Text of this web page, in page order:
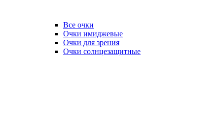
Все очки
Очки имиджевые
Очки для зрения
Очки солнцезащитные